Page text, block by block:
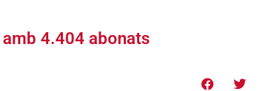
4.404 abonats